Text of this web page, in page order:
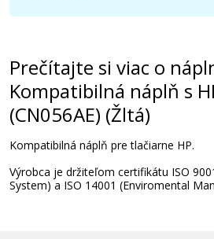
26,90 €
Pridať do
Prečítajte si viac o
Kompatibilná náplň s
(CN056AE) (Žltá)
Kompatibilná náplň pre tlačiarne HP.
Výrobca je držiteľom certifikátu ISO
System) a ISO 14001 (Enviromental